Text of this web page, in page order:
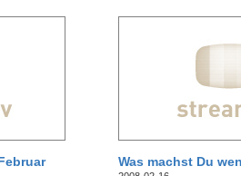
Was machst Du